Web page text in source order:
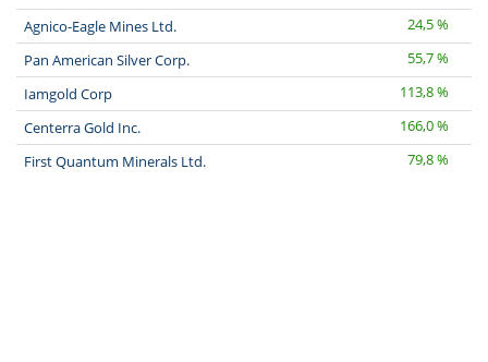
Agnico-Eagle Mines Ltd.
24,5 %
Pan American Silver Corp.
55,7 %
Iamgold Corp
113,8 %
Centerra Gold Inc.
166,0 %
First Quantum Minerals Ltd.
79,8 %